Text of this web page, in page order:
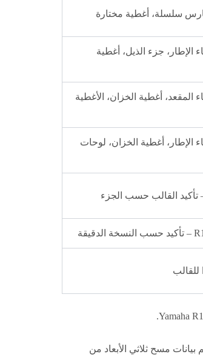
سلسلة، أغطية مختارة
الإطار، جزء الذيل، أغطية
أغطية الخزان، الأغطية
الإطار، أغطية الخزان، لوحات
تأكيد القالب حسب الجزء
للقالب
مسح ثلاثي الأبعاد من